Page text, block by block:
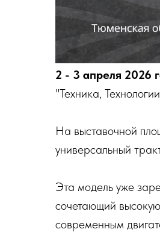
2 - 3 апреля 2026
"Техника,
На выставочной
универсальный
Эта модель уже
сочетающий
современным